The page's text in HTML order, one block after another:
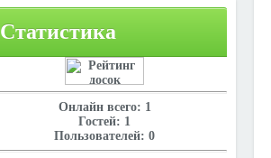
Статистика
Онлайн всего: 1
Гостей: 1
Пользователей: 0